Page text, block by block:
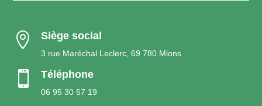
 Siège social
3 rue Maréchal Leclerc, 69 780 Mions
 Téléphone
06 95 30 57 19